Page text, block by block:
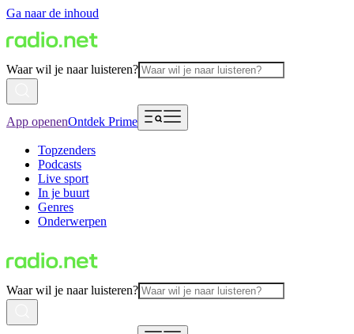
Ga naar de inhoud
Waar wil je naar luisteren?
App openenOntdek Prime
Topzenders
Podcasts
Live sport
In je buurt
Genres
Onderwerpen
Waar wil je naar luisteren?